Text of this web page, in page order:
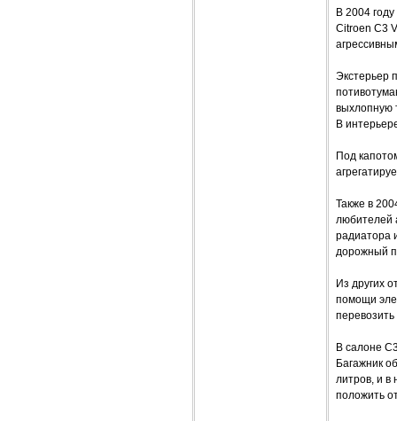
В 2004
Citroen C3
Экстерьер
выхлопную
В
Под
Также в
любителей
радиатора
дорожный
Из других
помощи
В салоне
Багажник
литров, и в
положить